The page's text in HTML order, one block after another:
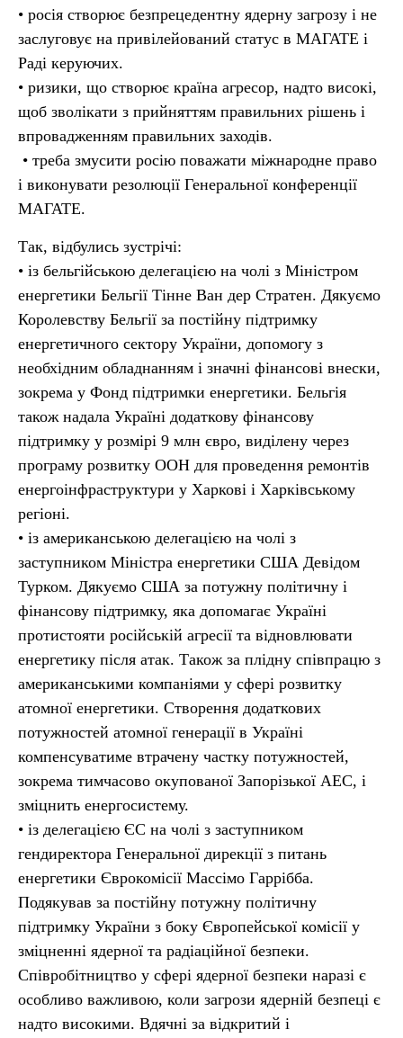
• росія створює безпрецедентну ядерну загрозу і не
заслуговує на привілейований статус в МАГАТЕ і
Раді керуючих.
• ризики, що створює країна агресор, надто високі,
щоб зволікати з прийняттям правильних рішень і
впровадженням правильних заходів.
• треба змусити росію поважати міжнародне право
і виконувати резолюції Генеральної конференції
МАГАТЕ.
Так, відбулись зустрічі:
• із бельгійською делегацією на чолі з Міністром
енергетики Бельгії Тінне Ван дер Стратен. Дякуємо
Королевству Бельгії за постійну підтримку
енергетичного сектору України, допомогу з
необхідним обладнанням і значні фінансові внески,
зокрема у Фонд підтримки енергетики. Бельгія
також надала Україні додаткову фінансову
підтримку у розмірі 9 млн євро, виділену через
програму розвитку ООН для проведення ремонтів
енергоінфраструктури у Харкові і Харківському
регіоні.
• із американською делегацією на чолі з
заступником Міністра енергетики США Девідом
Турком. Дякуємо США за потужну політичну і
фінансову підтримку, яка допомагає Україні
протистояти російській агресії та відновлювати
енергетику після атак. Також за плідну співпрацю з
американськими компаніями у сфері розвитку
атомної енергетики. Створення додаткових
потужностей атомної генерації в Україні
компенсуватиме втрачену частку потужностей,
зокрема тимчасово окупованої Запорізької АЕС, і
зміцнить енергосистему.
• із делегацією ЄС на чолі з заступником
гендиректора Генеральної дирекції з питань
енергетики Єврокомісії Массімо Гаррібба.
Подякував за постійну потужну політичну
підтримку України з боку Європейської комісії у
зміцненні ядерної та радіаційної безпеки.
Співробітництво у сфері ядерної безпеки наразі є
особливо важливою, коли загрози ядерній безпеці є
надто високими. Вдячні за відкритий і